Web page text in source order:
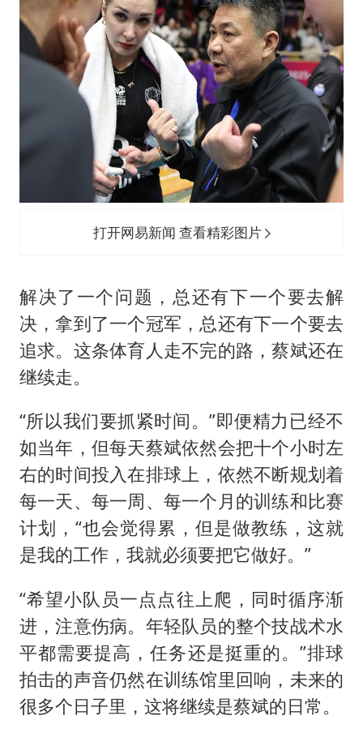
打开网易新闻 查看精彩图片
解决了一个问题，总还有下一个要去解
决，拿到了一个冠军，总还有下一个要去
追求。这条体育人走不完的路，蔡斌还在
继续走。
“所以我们要抓紧时间。”即便精力已经不
如当年，但每天蔡斌依然会把十个小时左
右的时间投入在排球上，依然不断规划着
每一天、每一周、每一个月的训练和比赛
计划，“也会觉得累，但是做教练，这就
是我的工作，我就必须要把它做好。”
“希望小队员一点点往上爬，同时循序渐
进，注意伤病。年轻队员的整个技战术水
平都需要提高，任务还是挺重的。”排球
拍击的声音仍然在训练馆里回响，未来的
很多个日子里，这将继续是蔡斌的日常。